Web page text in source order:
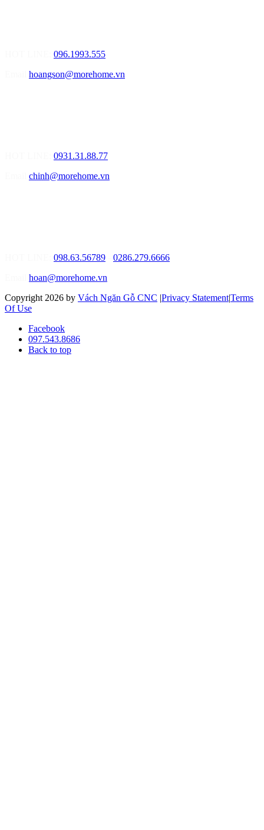
096.1993.555
hoangson@morehome.vn
0931.31.88.77
chinh@morehome.vn
098.63.56789
0286.279.6666
hoan@morehome.vn
Copyright 2026 by Vách Ngăn Gỗ CNC |Privacy Statement|Terms
Of Use
Facebook
097.543.8686
Back to top